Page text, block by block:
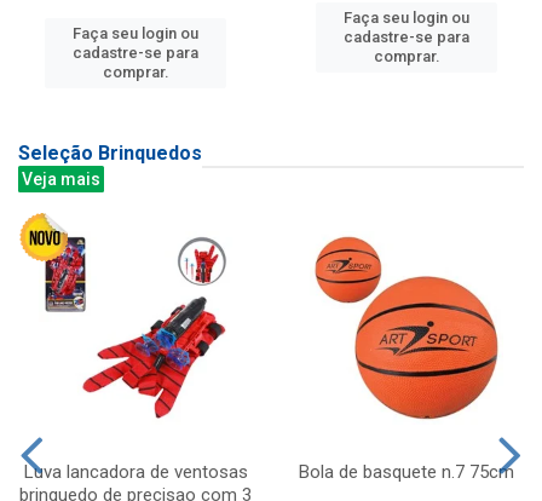
Faça seu login ou
cadastre-se para
comprar.
Faça seu login ou
cadastre-se para
comprar.
Seleção Brinquedos
Veja mais
Luva lancadora de ventosas
brinquedo de precisao com 3
Bola de basquete n.7 75cm